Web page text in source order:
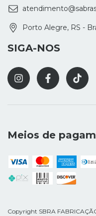
Porto Alegre, RS -
SIGA-NOS
Meios de
Copyright SBRA